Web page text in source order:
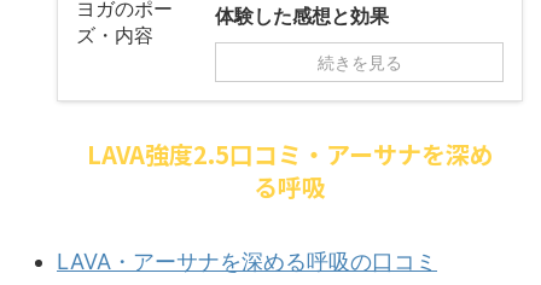
体験した感想と効果
続きを見る
LAVA強度2.5口コミ・アーサナを深め
る呼吸
LAVA・アーサナを深める呼吸の口コミ